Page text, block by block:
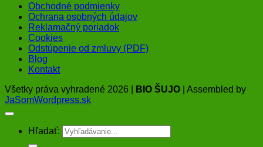
Obchodné podmienky
Ochrana osobných údajov
Reklamačný poriadok
Cookies
Odstúpenie od zmluvy (PDF)
Blog
Kontakt
Všetky práva vyhradené 2026 |
BIO ŠUJO | Assembled by
JaSomWordpress.sk
Hľadať: